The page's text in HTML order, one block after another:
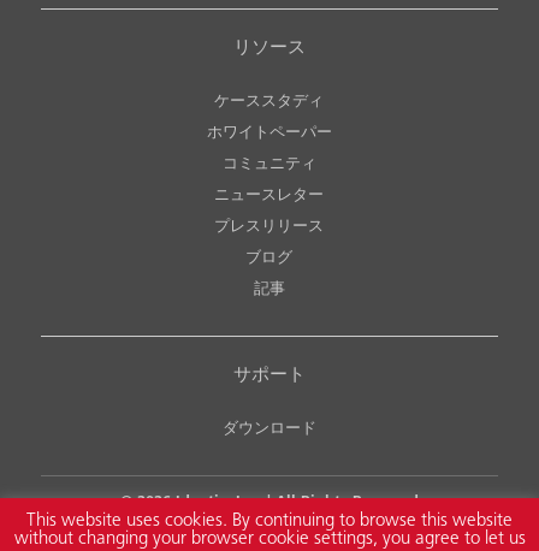
リソース
ケーススタディ
ホワイトペーパー
コミュニティ
ニュースレター
プレスリリース
ブログ
記事
サポート
ダウンロード
© 2026Identiv, Inc.| All Rights Reserved
Legal Notice Copyright & Intellectual Property Policy
This website uses cookies. By continuing to browse this website
without changing your browser cookie settings, you agree to let us